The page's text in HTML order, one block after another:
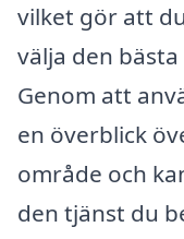
vilket gör att
välja den
Genom att
en överblick
område och
den tjänst du